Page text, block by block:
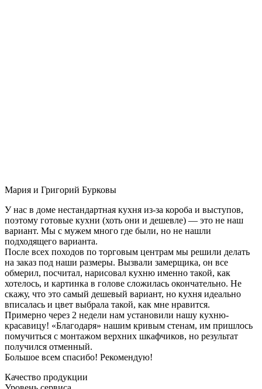
Мария и Григорий Бурковы
У нас в доме нестандартная кухня из-за короба и выступов,
поэтому готовые кухни (хоть они и дешевле) — это не наш
вариант. Мы с мужем много где были, но не нашли
подходящего варианта.
После всех походов по торговым центрам мы решили делать
на заказ под наши размеры. Вызвали замерщика, он все
обмерил, посчитал, нарисовал кухню именно такой, как
хотелось, и картинка в голове сложилась окончательно. Не
скажу, что это самый дешевый вариант, но кухня идеально
вписалась и цвет выбрала такой, как мне нравится.
Примерно через 2 недели нам установили нашу кухню-
красавицу! «Благодаря» нашим кривым стенам, им пришлось
помучиться с монтажом верхних шкафчиков, но результат
получился отменный.
Большое всем спасибо! Рекомендую!
Качество продукции